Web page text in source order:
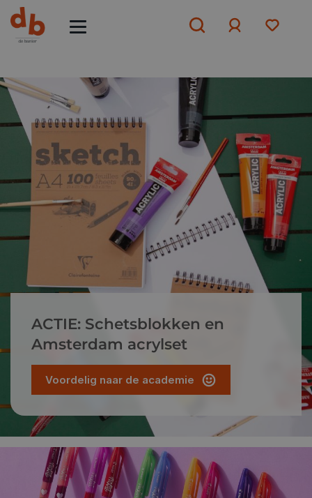
Aanmelden
of aanmelden
ACTIE: Schetsblokken en
Amsterdam acrylset
Voordelig naar de academie